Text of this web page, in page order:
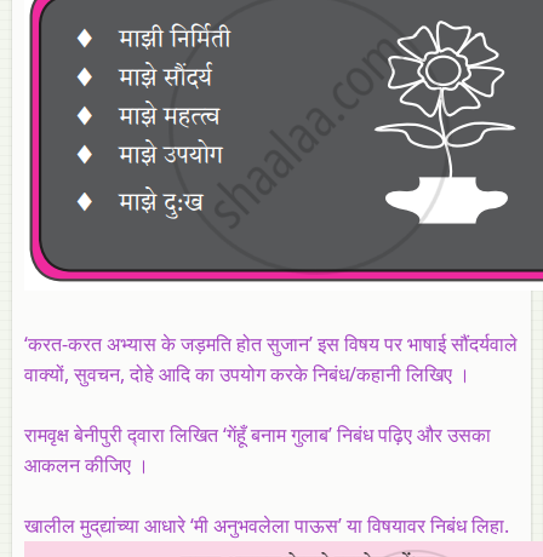
‘करत-करत अभ्‍यास के जड़मति होत सुजान’ इस विषय पर भाषाई सौंदर्यवाले
वाक्‍यों, सुवचन, दोहे आदि का उपयोग करके निबंध/कहानी लिखिए ।
रामवृक्ष बेनीपुरी द्‍वारा लिखित ‘गेंहूँ बनाम गुलाब’ निबंध पढ़िए और उसका
आकलन कीजिए ।
खालील मुद्‌द्यांच्या आधारे ‘मी अनुभवलेला पाऊस’ या विषयावर निबंध लिहा.